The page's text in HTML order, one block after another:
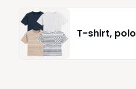
T-shirt, polo